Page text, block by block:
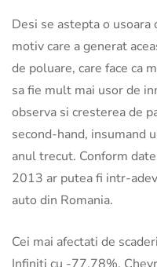
Desi se astepta o
motiv care a generat
de poluare, care face ca
sa fie mult mai usor de
observa si cresterea de
second-hand, insumand
anul trecut. Conform
2013 ar putea fi intr-
auto din Romania.
Cei mai afectati de